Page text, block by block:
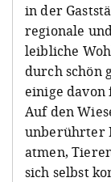
in der
regionale
leibliche
durch schön
einige
Auf den
unberührter
atmen,
sich selbst